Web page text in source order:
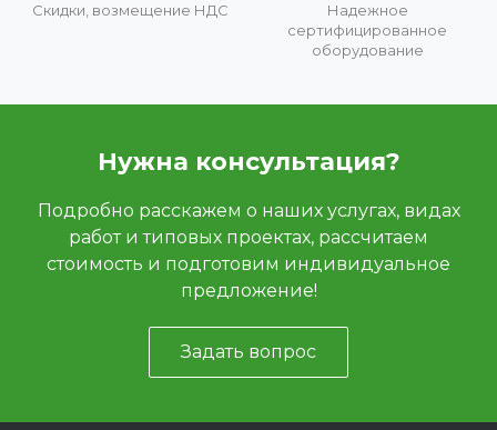
Скидки, возмещение НДС
Надежное
сертифицированное
оборудование
Нужна консультация?
Подробно расскажем о наших услугах, видах
работ и типовых проектах, рассчитаем
стоимость и подготовим индивидуальное
предложение!
Задать вопрос